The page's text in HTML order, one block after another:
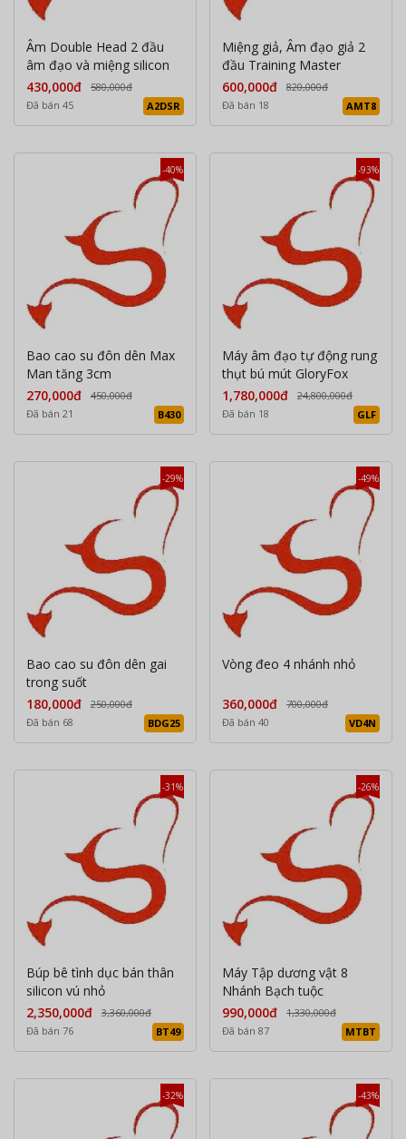
Âm Double Head 2 đầu
âm đạo và miệng silicon
430,000đ
580,000đ
Đã bán 45
A2DSR
Miệng giả, Âm đạo giả 2
đầu Training Master
600,000đ
820,000đ
Đã bán 18
AMT8
-40%
Bao cao su đôn dên Max
Man tăng 3cm
270,000đ
450,000đ
Đã bán 21
B430
-93%
Máy âm đạo tự động rung
thụt bú mút GloryFox
1,780,000đ
24,800,000đ
Đã bán 18
GLF
-29%
Bao cao su đôn dên gai
trong suốt
180,000đ
250,000đ
Đã bán 68
BDG25
-49%
Vòng đeo 4 nhánh nhỏ
360,000đ
700,000đ
Đã bán 40
VD4N
-31%
Búp bê tình dục bán thân
silicon vú nhỏ
2,350,000đ
3,360,000đ
Đã bán 76
BT49
-26%
Máy Tập dương vật 8
Nhánh Bạch tuộc
990,000đ
1,330,000đ
Đã bán 87
MTBT
-32% -43%